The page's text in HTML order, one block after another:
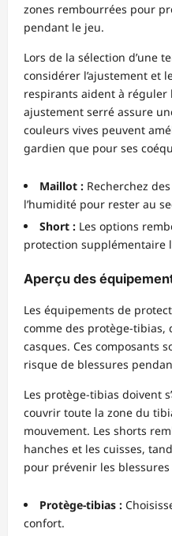
zones rembourrées pour
pendant le jeu.
Lors de la sélection d’une
considérer l’ajustement et
respirants aident à réguler
ajustement serré assure
couleurs vives peuvent
gardien que pour ses
Maillot : Recherchez
l’humidité pour rester au
Short : Les options
protection supplémentaire
Aperçu des
Les équipements de
comme des protège-tibias,
casques. Ces composants
risque de blessures
Les protège-tibias doivent
couvrir toute la zone du
mouvement. Les shorts
hanches et les cuisses,
pour prévenir les
Protège-tibias :
confort.